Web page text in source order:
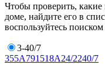
Чтобы проверить,
доме, найдите его в
воспользуйтесь
3-40/7
355А791518А24/2240/7